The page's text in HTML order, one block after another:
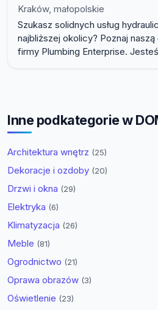
Kraków, małopolskie
Szukasz solidnych usług
najbliższej okolicy? Poznaj
firmy Plumbing Enterprise.
Inne podkategorie w
Architektura wnętrz (25)
Dekoracje i ozdoby (20)
Drzwi i okna (29)
Elektryka (6)
Klimatyzacja (26)
Meble (81)
Ogrodnictwo (21)
Oprawa obrazów (3)
Oświetlenie (23)